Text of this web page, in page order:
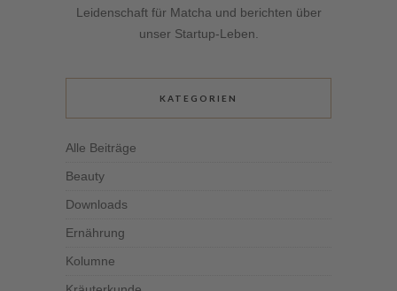
Leidenschaft für Matcha und berichten über
unser Startup-Leben.
KATEGORIEN
Alle Beiträge
Beauty
Downloads
Ernährung
Kolumne